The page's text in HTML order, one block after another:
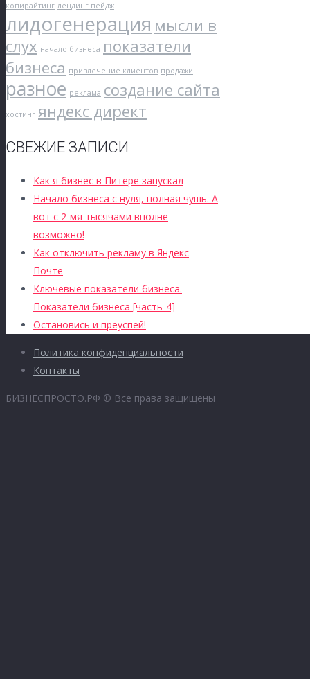
копирайтинг лендинг пейдж
лидогенерация мысли в
слух начало бизнеса показатели
бизнеса привлечение клиентов продажи
разное реклама создание сайта
хостинг яндекс директ
СВЕЖИЕ ЗАПИСИ
Как я бизнес в Питере запускал
Начало бизнеса с нуля, полная чушь. А
вот с 2-мя тысячами вполне
возможно!
Как отключить рекламу в Яндекс
Почте
Ключевые показатели бизнеса.
Показатели бизнеса [часть-4]
Остановись и преуспей!
Политика конфиденциальности
Контакты
БИЗНЕСПРОСТО.РФ © Все права защищены